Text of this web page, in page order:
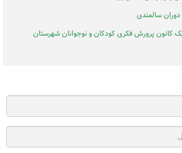
سالمندی
کانون پرورش فکری کودکان و نوجوانان شهرستان